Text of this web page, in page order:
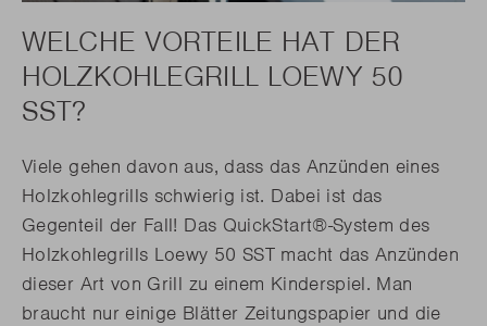
WELCHE VORTEILE HAT DER
HOLZKOHLEGRILL LOEWY 50
SST?
Viele gehen davon aus, dass das Anzünden eines
Holzkohlegrills schwierig ist. Dabei ist das
Gegenteil der Fall! Das QuickStart®-System des
Holzkohlegrills Loewy 50 SST macht das Anzünden
dieser Art von Grill zu einem Kinderspiel. Man
braucht nur einige Blätter Zeitungspapier und die